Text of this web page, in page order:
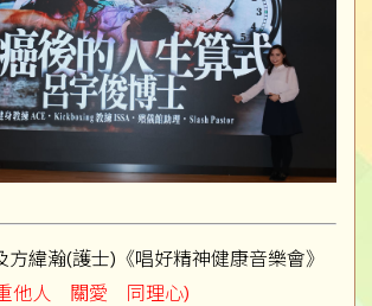
方緯瀚(護士)《唱好精神健康音樂會》
他人 關愛 同理心)